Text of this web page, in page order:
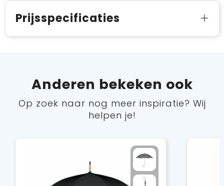
Prijsspecificaties
Anderen bekeken ook
Op zoek naar nog meer inspiratie? Wij
helpen je!